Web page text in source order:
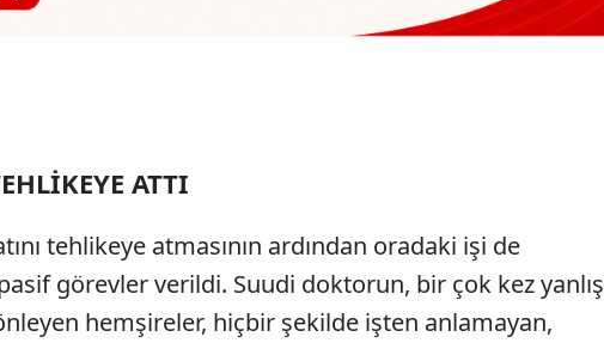
ATTI
tehlikeye atmasının ardından oradaki işi de
görevler verildi. Suudi doktorun, bir çok kez yanlış
hemşireler, hiçbir şekilde işten anlamayan,